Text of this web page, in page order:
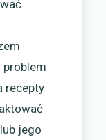
recepty
jego